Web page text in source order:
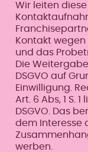
Wir leiten
Kontakt
und das
Die Weitergabe
DSGVO auf
Einwilligung.
Art. 6 Abs, 1 S.
DSGVO. Das
dem Interesse
werben.